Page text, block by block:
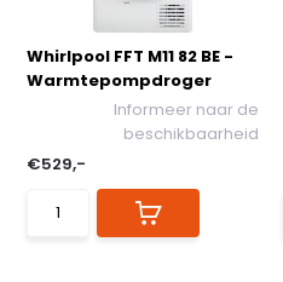
Whirlpool FFT M11 82 BE -
Warmtepompdroger
Informeer naar de
beschikbaarheid
€529,-